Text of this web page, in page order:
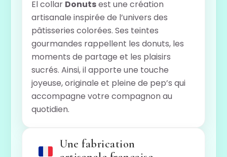
El collar Donutsest une création
artisanale inspirée de l’univers des
pâtisseries colorées. Ses teintes
gourmandes rappellent les donuts, les
moments de partage et les plaisirs
sucrés. Ainsi, il apporte une touche
joyeuse, originale et pleine de pep’s qui
accompagne votre compagnon au
quotidien.
Une fabrication